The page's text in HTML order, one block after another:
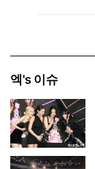
엑's 이슈